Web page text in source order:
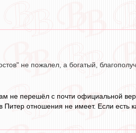
не пожалел, а богатый,
не перешёл с почти официальной
Питер отношения не имеет. Если